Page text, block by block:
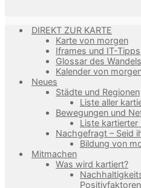
DIREKT ZUR KARTE
Karte von morgen
Iframes und IT-Tipps
Glossar des Wandels
Kalender von
Neues
Städte und Regionen
Liste aller
Bewegungen und
Liste kartierter
Nachgefragt – Seid
Bildung von
Mitmachen
Was wird kartiert?
Positivfaktoren